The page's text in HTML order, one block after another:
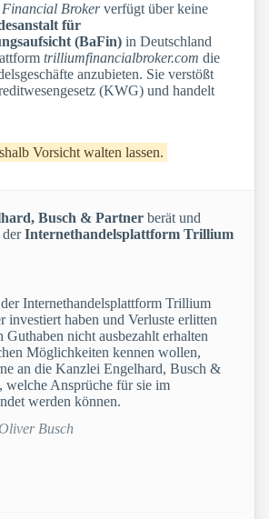
Brokerverfügt über keine
für
(BaFin) in Deutschland
trilliumfinancialbroker.com die
anzubieten. Sie verstößt
(KWG) und handelt
Vorsicht walten lassen.
Busch & Partner berät und
derInternethandelsplattform Trillium
Internethandelsplattform Trillium
investiert haben und Verluste erlitten
Guthaben nicht ausbezahlt erhalten
Möglichkeiten kennen wollen,
an die Kanzlei Engelhard, Busch &
welche Ansprüche für sie im
werden können.
Busch